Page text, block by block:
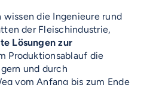
die Ingenieure rund
der Fleischindustrie,
Lösungen zur
Produktionsablauf die
und durch
vom Anfang bis zum Ende